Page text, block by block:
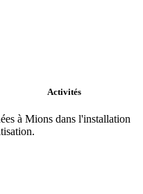
Activités
à Mions dans l'installation